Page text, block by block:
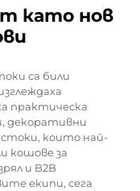
като нов
са били
практическа
декоративни
стоки, които най-
кошове за
и B2B
екипи, сега